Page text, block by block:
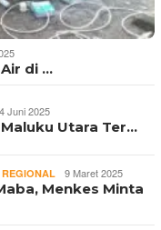
di …
4 Juni 2025
Utara Ter…
REGIONAL 9 Maret 2025
Menkes Minta